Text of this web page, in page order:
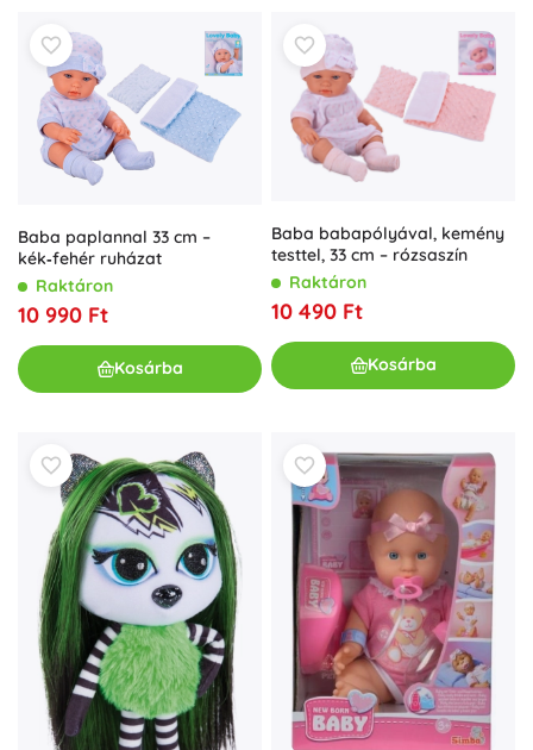
Baba paplannal 33 cm –
kék‑fehér ruházat
Raktáron
10 990 Ft
Kosárba
Baba babapólyával, kemény
testtel, 33 cm – rózsaszín
Raktáron
10 490 Ft
Kosárba